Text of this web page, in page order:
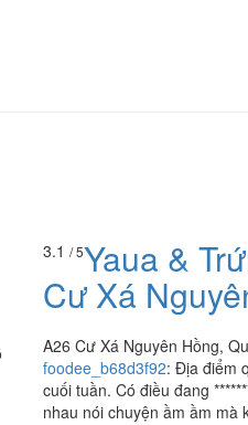
3.1 / 5Yaua &
Cư Xá
A26 Cư Xá Nguyên Hồng,
foodee_b68d3f92: Địa điểm
cuối tuần. Có điều đang
nhau nói chuyện ầm ầm mà